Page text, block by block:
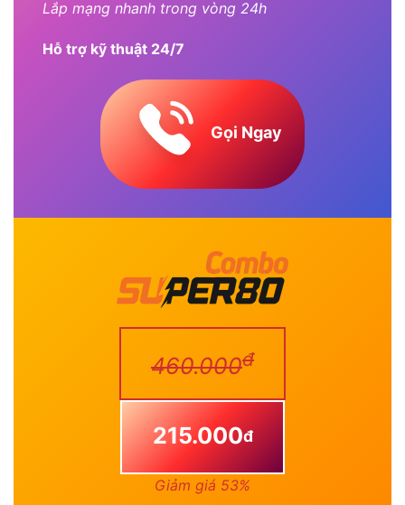
Lắp mạng nhanh trong vòng 24h
Hỗ trợ kỹ thuật 24/7
Gọi Ngay
460.000đ
215.000đ
Giảm giá 53%